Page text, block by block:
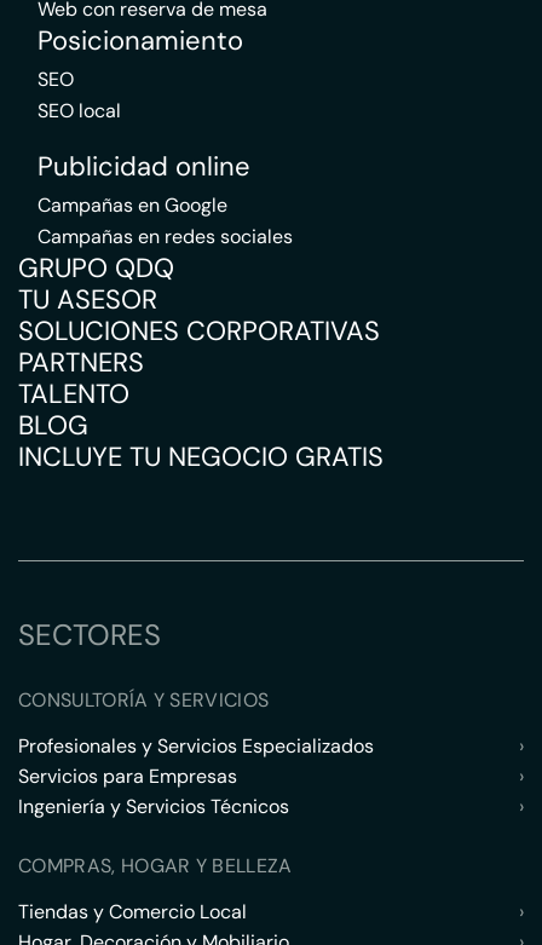
Web con reserva de mesa
Posicionamiento
SEO
SEO local
Publicidad online
Campañas en Google
Campañas en redes sociales
GRUPO QDQ
TU ASESOR
SOLUCIONES CORPORATIVAS
PARTNERS
TALENTO
BLOG
INCLUYE TU NEGOCIO GRATIS
SECTORES
CONSULTORÍA Y SERVICIOS
Profesionales y Servicios Especializados
›
Servicios para Empresas
›
Ingeniería y Servicios Técnicos
›
COMPRAS, HOGAR Y BELLEZA
Tiendas y Comercio Local
›